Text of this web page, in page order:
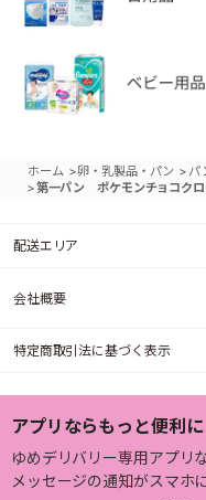
ホーム >卵・乳製品・パン > パ
>第一パン ポケモンチョコク
配送エリア
会社概要
特定商取引法に基づく表示
アプリならもっと便利に
ゆめデリバリー専用アプリな
メッセージの通知がスマホ